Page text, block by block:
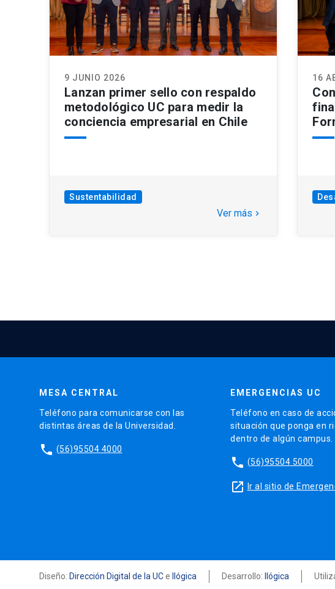
9 JUNIO 2026
Lanzan primer sello con respaldo
metodológico UC para medir la
conciencia empresarial en Chile
Sustentabilidad
Ver más keyboard_arrow_right
16
MESA CENTRAL
Teléfono para comunicarse con las
distintas áreas de la Universidad.
phone (56)95504 4000
EMERGENCIAS UC
Teléfono en caso de
situación que ponga en
dentro de algún campus.
phone (56)95504 5000
launch Ir al sitio de
Diseño: Dirección Digital de la UCe Ilógica Desarrollo: Ilógica